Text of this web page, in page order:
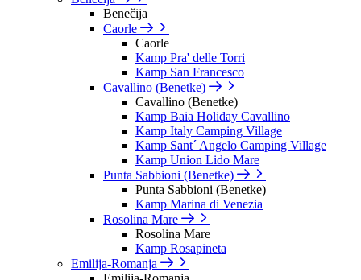
Benečija
Caorle
Caorle
Kamp Pra' delle Torri
Kamp San Francesco
Cavallino (Benetke)
Cavallino (Benetke)
Kamp Baia Holiday Cavallino
Kamp Italy Camping Village
Kamp Sant´ Angelo Camping Village
Kamp Union Lido Mare
Punta Sabbioni (Benetke)
Punta Sabbioni (Benetke)
Kamp Marina di Venezia
Rosolina Mare
Rosolina Mare
Kamp Rosapineta
Emilija-Romanja